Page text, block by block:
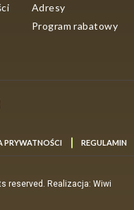
Adresy
Program rabatowy
PRYWATNOŚCI REGULAMIN
reserved. Realizacja: Wiwi